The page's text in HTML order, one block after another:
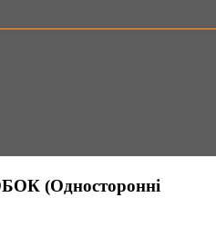
(Односторонні